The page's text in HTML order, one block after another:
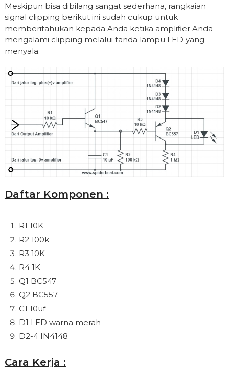
Meskipun bisa dibilang sangat sederhana, rangkaian
signal clipping berikut ini sudah cukup untuk
memberitahukan kepada Anda ketika amplifier Anda
mengalami clipping melalui tanda lampu LED yang
menyala.
Daftar Komponen :
R1 10K
R2 100k
R3 10K
R4 1K
Q1 BC547
Q2 BC557
C1 10uf
D1 LED warna merah
D2-4 IN4148
Cara Kerja :